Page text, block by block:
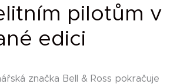
pilotům v
edici
značka Bell & Ross pokračuje